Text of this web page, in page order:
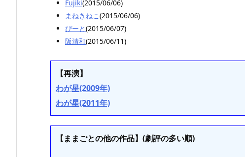
Fujiki(2015/06/06)
まねきねこ(2015/06/06)
ぴーと(2015/06/07)
阪清和(2015/06/11)
【再演】
わが星(2009年)
わが星(2011年)
【ままごとの他の作品】(劇評の多い順)